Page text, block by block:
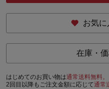
お気に
在庫・
はじめてのお買い物は通常送料無料。
2回目以降もご注文金額に応じて通常